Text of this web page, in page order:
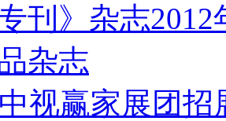
专刊》杂志2012
杂志
视赢家展团招